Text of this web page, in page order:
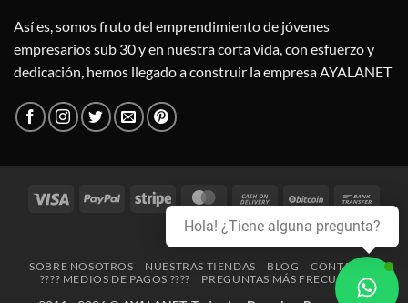
Así es, somos fruto del emprendimiento de jóvenes
empresarios sub 30 y en nuestra corta vida, con esfuerzo y
dedicación, hemos llegado a construir la empresa AYALANET
Visa PayPal Stripe MasterCardCash
On
Delivery
BitCoin
Credit
Card
SOBRE NOSOTROS NUESTRAS TIENDAS BLOG
CONTACTO
???? MEDIOS DE PAGOS ????
PREGUNTAS MÁS FRECUENTES
Hola! ¿Tiene alguna pregunta?